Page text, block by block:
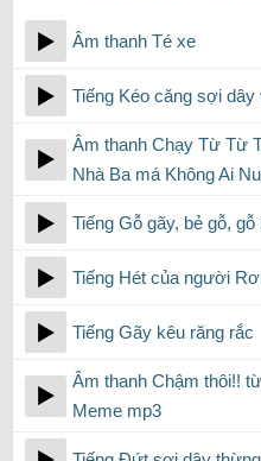
Âm thanh Té xe
Tiếng Kéo căng sợi
Âm thanh Chạy Từ Từ
Nhà Ba má Không Ai
Tiếng Gỗ gãy, bẻ gỗ,
Tiếng Hét của người
Tiếng Gãy kêu răng rắc
Âm thanh Chậm thôi!!
Meme mp3